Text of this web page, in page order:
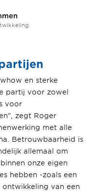
en sterke
partij voor zowel
voor
zegt Roger
met alle
Betrouwbaarheid is
allemaal om
onze eigen
hebben -zoals een
van een